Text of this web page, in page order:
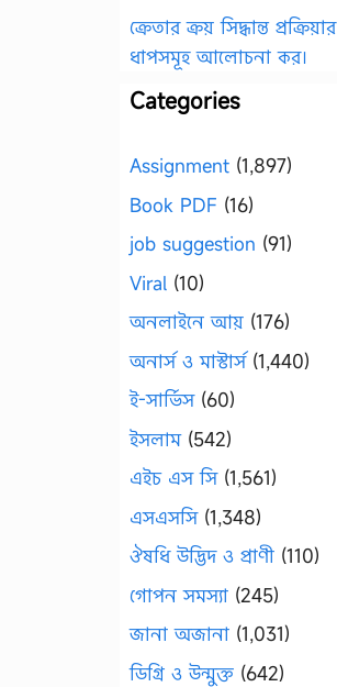
ক্রেতার ক্রয় সিদ্ধান্ত প্রক্রিয়ার
ধাপসমূহ আলোচনা কর।
Categories
Assignment (1,897)
Book PDF (16)
job suggestion (91)
Viral (10)
অনলাইনে আয় (176)
অনার্স ও মাস্টার্স(1,440)
ই-সার্ভিস(60)
ইসলাম(542)
এইচ এস সি(1,561)
এসএসসি(1,348)
ঔষধি উদ্ভিদ ও প্রাণী (110)
গোপন সমস্যা (245)
জানা অজানা (1,031)
ডিগ্রি ও উন্মুক্ত (642)